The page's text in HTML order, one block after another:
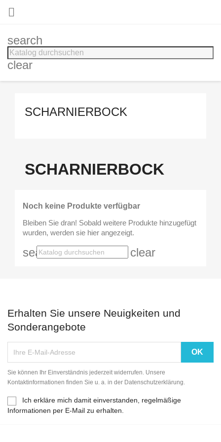

search
clear
SCHARNIERBOCK
SCHARNIERBOCK
Noch keine Produkte verfügbar
Bleiben Sie dran! Sobald weitere Produkte hinzugefügt
wurden, werden sie hier angezeigt.
search clear
Erhalten Sie unsere Neuigkeiten und
Sonderangebote
Sie können Ihr Einverständnis jederzeit widerrufen. Unsere
Kontaktinformationen finden Sie u. a. in der Datenschutzerklärung.
Ich erkläre mich damit einverstanden, regelmäßige
Informationen per E-Mail zu erhalten.